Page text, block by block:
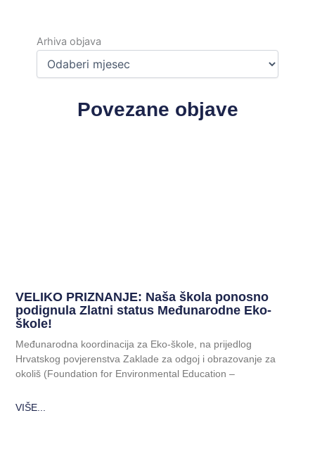
Arhiva objava
Povezane objave
VELIKO PRIZNANJE: Naša škola ponosno
podignula Zlatni status Međunarodne Eko-
škole!
Međunarodna koordinacija za Eko-škole, na prijedlog
Hrvatskog povjerenstva Zaklade za odgoj i obrazovanje za
okoliš (Foundation for Environmental Education –
VIŠE...